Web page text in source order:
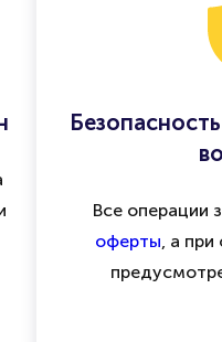
Все операции
оферты , а